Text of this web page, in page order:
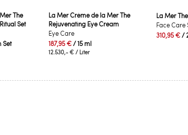
The
Set
Set
La Mer Crème de la Mer The
Rejuvenating Eye Cream
Eye Care
187,95 €/ 15 ml
12.530,- € / Liter
La Mer
Face Care
310,95 €/